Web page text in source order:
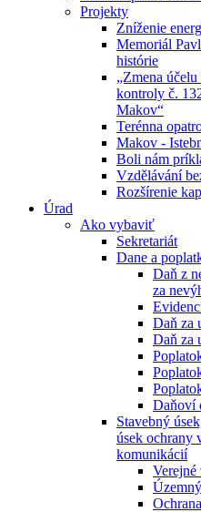
Projekty
Zníženie
Memoriál
histórie
„Zmena
kontroly č.
Makov“
Terénna
Makov -
Boli nám
Vzdělávání
Rozšírenie
Úrad
Ako vybaviť
Sekretariát
Dane a
Daň z
za
Daň za
Daň za
Daňoví
Stavebný
úsek ochrany
komunikácií